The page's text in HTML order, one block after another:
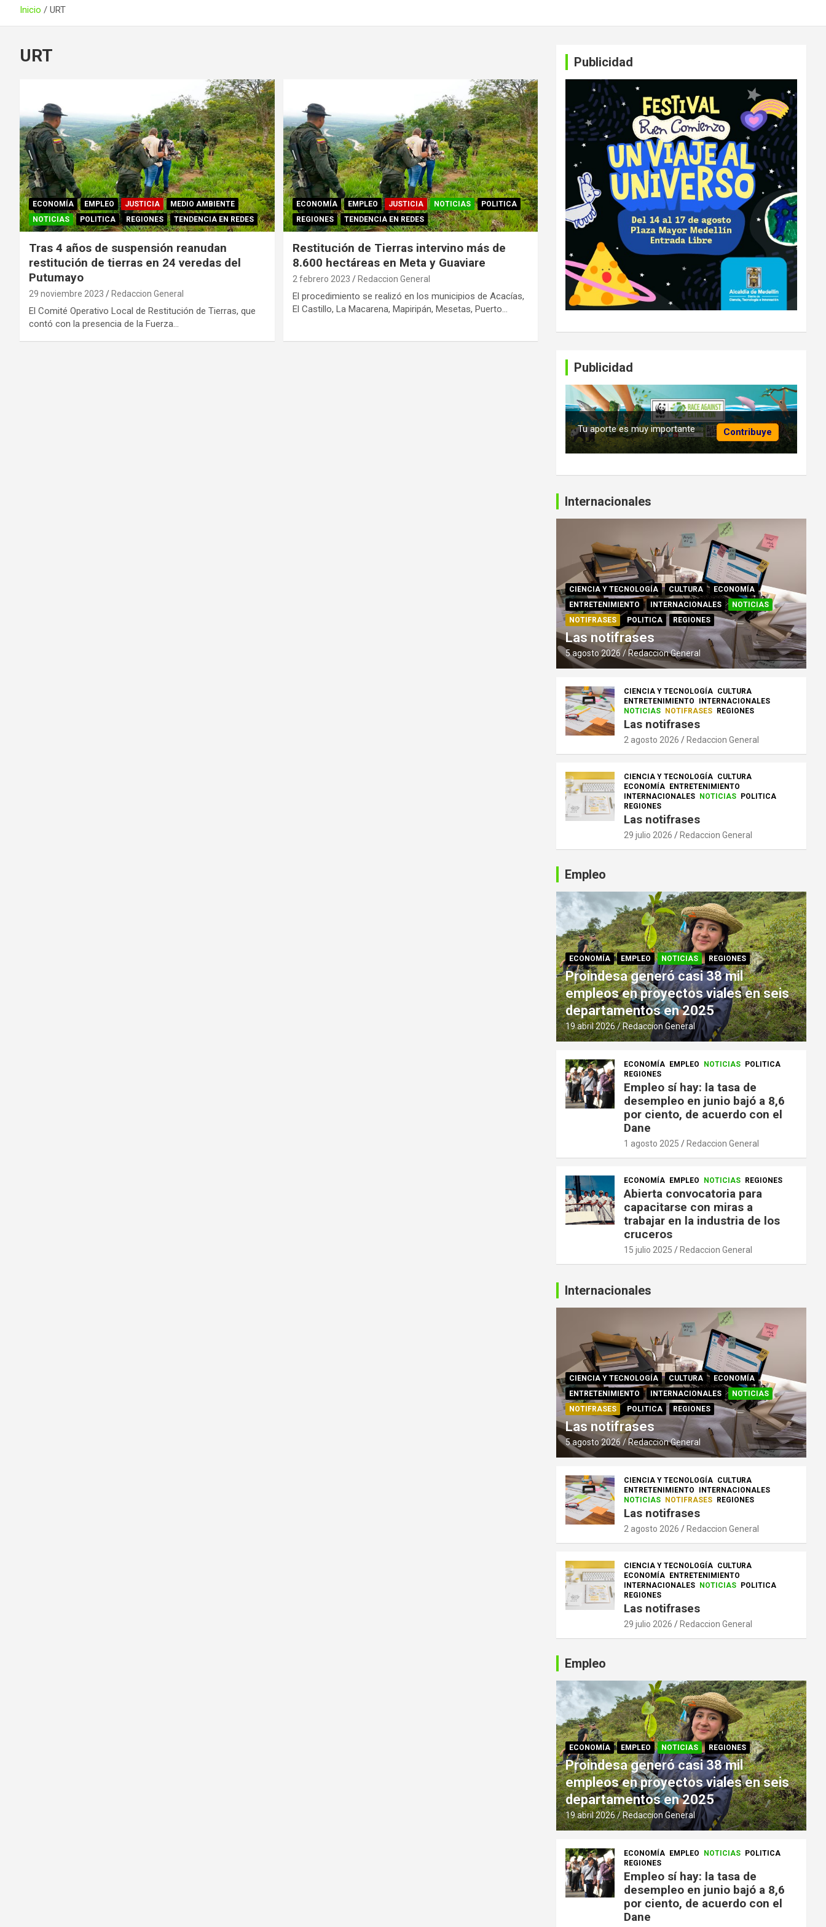
Inicio URT
URT
ECONOMÍA EMPLEO JUSTICIA
MEDIO AMBIENTE
NOTICIAS
POLITICA REGIONES TENDENCIA EN REDES
Tras 4 años de suspensión reanudan
restitución de tierras en 24 veredas del
Putumayo
29 noviembre 2023 Redaccion General
El Comité Operativo Local de Restitución de Tierras, que
contó con la presencia de la Fuerza…
ECONOMÍA EMPLEO JUSTICIA NOTICIAS
POLITICA
REGIONES
TENDENCIA EN REDES
Restitución de Tierras intervino más de
8.600 hectáreas en Meta y Guaviare
2 febrero 2023 Redaccion General
E​l procedimiento se realizó en los municipios de Acacías,
El Castillo, La Macarena, Mapiripán, Mesetas, Puerto…
Publicidad
Publicidad
Contribuye
Tu aporte es muy importante
Internacionales
CIENCIA Y TECNOLOGÍA CULTURA
ECONOMÍA
ENTRETENIMIENTO
INTERNACIONALES
NOTICIAS
NOTIFRASES
POLITICA REGIONES
Las notifrases
5 agosto 2026 Redaccion General
CIENCIA Y TECNOLOGÍA CULTURA
ENTRETENIMIENTO
INTERNACIONALES
NOTICIAS
NOTIFRASES REGIONES
Las notifrases
2 agosto 2026 Redaccion General
CIENCIA Y TECNOLOGÍA CULTURA
ECONOMÍA
ENTRETENIMIENTO
INTERNACIONALES
NOTICIAS
POLITICA
REGIONES
Las notifrases
29 julio 2026 Redaccion General
Empleo
ECONOMÍA EMPLEO NOTICIAS REGIONES
Proindesa generó casi 38 mil
empleos en proyectos viales en seis
departamentos en 2025
19 abril 2026 Redaccion General
ECONOMÍA EMPLEO NOTICIAS
POLITICA
REGIONES
Empleo sí hay: la tasa de
desempleo en junio bajó a 8,6
por ciento, de acuerdo con el
Dane
1 agosto 2025 Redaccion General
ECONOMÍA EMPLEO NOTICIAS REGIONES
Abierta convocatoria para
capacitarse con miras a
trabajar en la industria de los
cruceros
15 julio 2025 Redaccion General
Internacionales
CIENCIA Y TECNOLOGÍA CULTURA
ECONOMÍA
ENTRETENIMIENTO
INTERNACIONALES
NOTICIAS
NOTIFRASES
POLITICA REGIONES
Las notifrases
5 agosto 2026 Redaccion General
CIENCIA Y TECNOLOGÍA CULTURA
ENTRETENIMIENTO
INTERNACIONALES
NOTICIAS
NOTIFRASES REGIONES
Las notifrases
2 agosto 2026 Redaccion General
CIENCIA Y TECNOLOGÍA CULTURA
ECONOMÍA
ENTRETENIMIENTO
INTERNACIONALES
NOTICIAS
POLITICA
REGIONES
Las notifrases
29 julio 2026 Redaccion General
Empleo
ECONOMÍA EMPLEO NOTICIAS REGIONES
Proindesa generó casi 38 mil
empleos en proyectos viales en seis
departamentos en 2025
19 abril 2026 Redaccion General
ECONOMÍA EMPLEO NOTICIAS
POLITICA
REGIONES
Empleo sí hay: la tasa de
desempleo en junio bajó a 8,6
por ciento, de acuerdo con el
Dane